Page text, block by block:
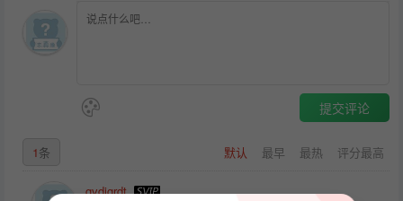
提交评论
默认 最早 最热 评分最高
1条
gvdigrdt